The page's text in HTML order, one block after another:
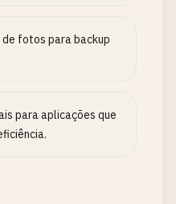
fotos para backup
para aplicações que